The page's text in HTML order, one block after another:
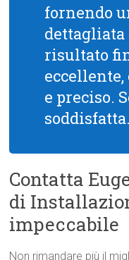
fornendo
dettagliata
risultato
e preciso.
soddisfatta.
Contatta
di
impeccabile
Non rimandare più il